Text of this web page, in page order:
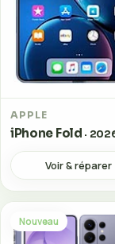
APPLE
iPhone Fold ·
Voir & réparer
Nouveau